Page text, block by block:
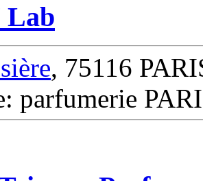
Lab
, 75116
parfumerie